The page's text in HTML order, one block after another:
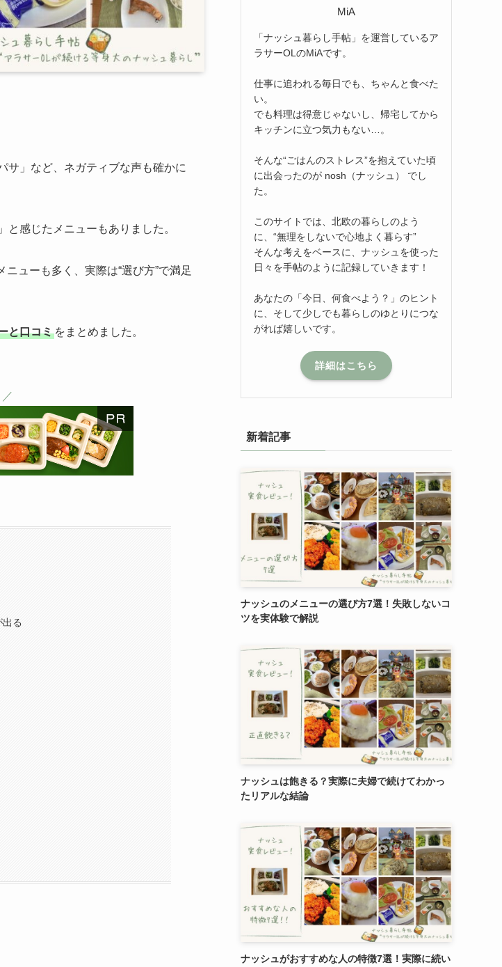
サ」など、ネガティブな声も確かに
感じたメニューもありました。
ューも多く、実際は“選び方”で満足
と口コミ をまとめました。
る
MiA
「ナッシュ暮らし手帖」を運営しているア
ラサーOLのMiAです。
仕事に追われる毎日でも、ちゃんと食べた
い。
でも料理は得意じゃないし、帰宅してから
キッチンに立つ気力もない…。
そんな“ごはんのストレス”を抱えていた頃
に出会ったのが nosh（ナッシュ） でし
た。
このサイトでは、北欧の暮らしのよう
に、“無理をしないで心地よく暮らす”
そんな考えをベースに、ナッシュを使った
日々を手帖のように記録していきます！
あなたの「今日、何食べよう？」のヒント
に、そして少しでも暮らしのゆとりにつな
がれば嬉しいです。
詳細はこちら
新着記事
ナッシュのメニューの選び方7選！失敗しないコ
ツを実体験で解説
ナッシュは飽きる？実際に夫婦で続けてわかっ
たリアルな結論
ナッシュがおすすめな人の特徴7選！実際に続い